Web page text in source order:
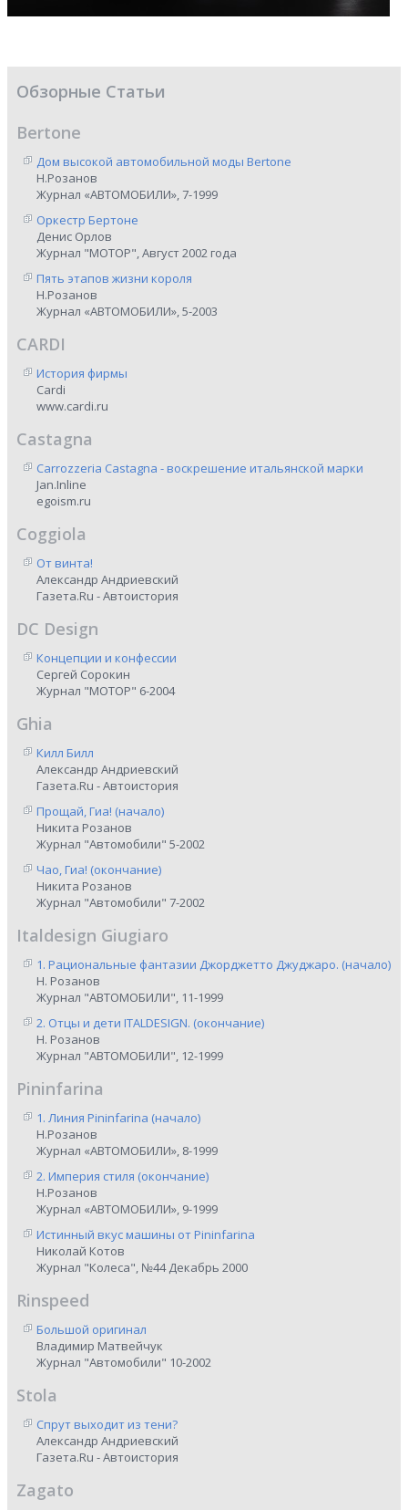
Обзорные Статьи
Bertone
Дом высокой автомобильной моды Bertone
Н.Розанов
Журнал «АВТОМОБИЛИ», 7-1999
Оркестр Бертоне
Денис Орлов
Журнал "МОТОР", Август 2002 года
Пять этапов жизни короля
Н.Розанов
Журнал «АВТОМОБИЛИ», 5-2003
CARDI
История фирмы
Cardi
www.cardi.ru
Castagna
Carrozzeria Castagna - воскрешение итальянской марки
Jan.Inline
egoism.ru
Coggiola
От винта!
Александр Андриевский
Газета.Ru - Автоистория
DC Design
Концепции и конфессии
Сергей Сорокин
Журнал "МОТОР" 6-2004
Ghia
Килл Билл
Александр Андриевский
Газета.Ru - Автоистория
Прощай, Гиа! (начало)
Никита Розанов
Журнал "Автомобили" 5-2002
Чао, Гиа! (окончание)
Никита Розанов
Журнал "Автомобили" 7-2002
Italdesign Giugiaro
1. Рациональные фантазии Джорджетто Джуджаро. (начало)
Н. Розанов
Журнал "АВТОМОБИЛИ", 11-1999
2. Отцы и дети ITALDESIGN. (окончание)
Н. Розанов
Журнал "АВТОМОБИЛИ", 12-1999
Pininfarina
1. Линия Pininfarina (начало)
Н.Розанов
Журнал «АВТОМОБИЛИ», 8-1999
2. Империя стиля (окончание)
Н.Розанов
Журнал «АВТОМОБИЛИ», 9-1999
Истинный вкус машины от Pininfarina
Николай Котов
Журнал "Колеса", №44 Декабрь 2000
Rinspeed
Большой оригинал
Владимир Матвейчук
Журнал "Автомобили" 10-2002
Stola
Спрут выходит из тени?
Александр Андриевский
Газета.Ru - Автоистория
Zagato